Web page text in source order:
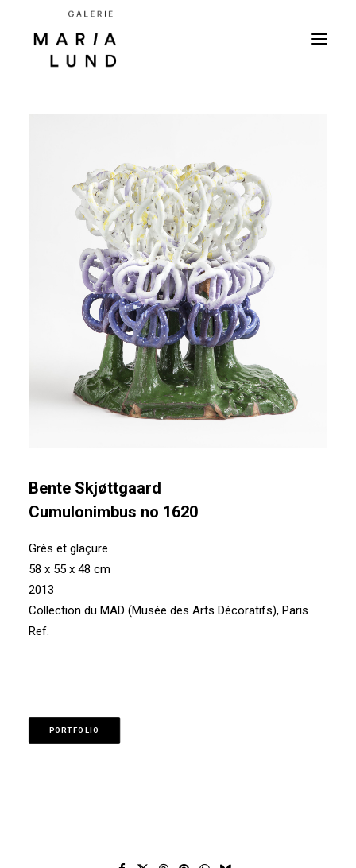
Bente Skjøttgaard
Cumulonimbus no 1620
Grès et glaçure
58 x 55 x 48 cm
2013
Collection du MAD (Musée des Arts Décoratifs), Paris
Ref.
PORTFOLIO